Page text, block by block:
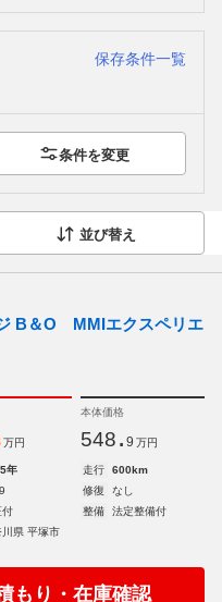
保存条件一覧
条件を変更
並び替え
B＆O MMIエクスペリエ
万円
本体価格
548. 9 万円
年 走行
600km
修復
なし
付 整備
法定整備付
川県 平塚市
もり・在庫確認